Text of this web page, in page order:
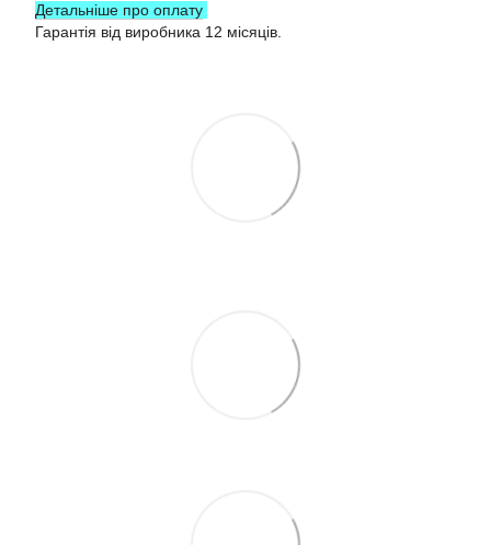
Детальніше про оплату
Гарантія від виробника 12 місяців.